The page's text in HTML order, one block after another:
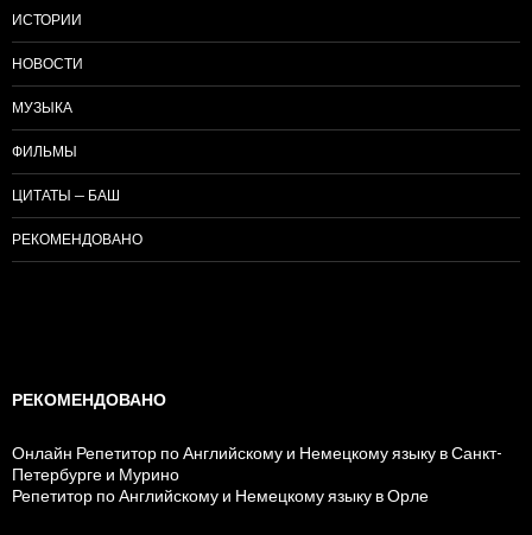
ИСТОРИИ
НОВОСТИ
МУЗЫКА
ФИЛЬМЫ
ЦИТАТЫ — БАШ
РЕКОМЕНДОВАНО
РЕКОМЕНДОВАНО
Онлайн Репетитор по Английскому и Немецкому языку в Санкт-
Петербурге и Мурино
Репетитор по Английскому и Немецкому языку в Орле